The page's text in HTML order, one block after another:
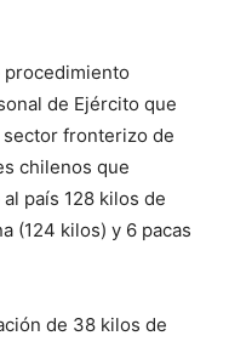
procedimiento
de Ejército que
sector fronterizo de
chilenos que
país 128 kilos de
(124 kilos) y 6 pacas
de 38 kilos de